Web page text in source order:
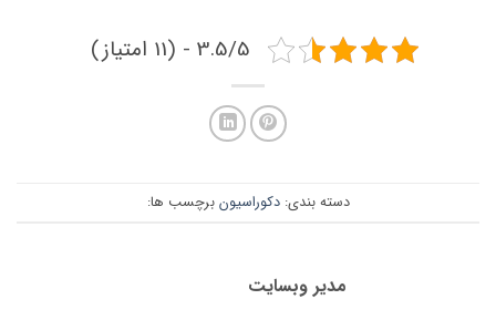
3.5/5 - (11 امتیاز)
دسته بندی:دکوراسیون برچسب ها:
مدیر وبسایت